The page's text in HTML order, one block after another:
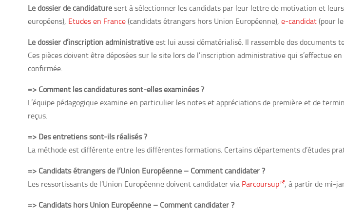
Le dossier de candidaturesert à sélectionner les candidats par leur lettre de motivation et
européens), Etudes en France(candidats étrangers hors Union Européenne), e-candidat(pour
Le dossier d’inscription administrativeest lui aussi dématérialisé. Il rassemble des documents
Ces pièces doivent être déposées sur le site lors de l’inscription administrative qui s’effectue
confirmée.
=> Comment les candidatures sont-elles examinées ?
L’équipe pédagogique examine en particulier les notes et appréciations de première et de
reçus.
=> Des entretiens sont-ils réalisés ?
La méthode est différente entre les différentes formations. Certains départements d’études
=> Candidats étrangers de l’Union Européenne – Comment candidater ?
Les ressortissants de l’Union Européenne doivent candidater via Parcoursup , à partir de mi-
=> Candidats hors Union Européenne – Comment candidater ?